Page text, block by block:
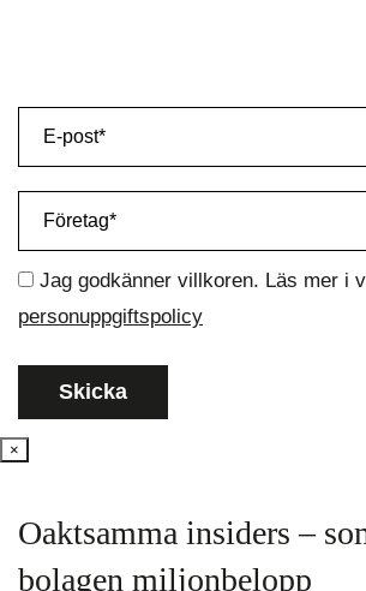
Jag godkänner villkoren. Läs mer i
personuppgiftspolicy
×
Oaktsamma insiders –
bolagen miljonbelopp